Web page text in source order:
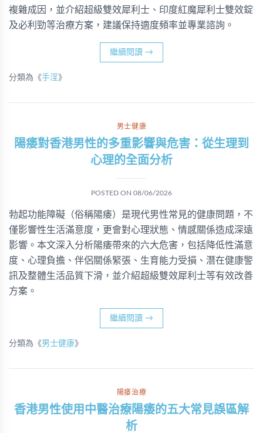
複雜成因，並介紹超級雙效犀利士、印度紅魔犀利士雙效錠
及必利勁等治療方案，建議保持適度頻率並專業諮詢。
繼續閱讀 →
分類為《手淫》
男士健康
陽痿對香港男性的多重影響與危害：從生理到
心理的全面分析
POSTED ON 08/06/2026
勃起功能障礙（俗稱陽痿）是現代男性常見的健康問題，不
僅影響性生活滿意度，更會對心理狀態、情感關係造成深遠
影響。本文深入分析陽痿帶來的六大危害，包括降低性滿意
度、心理負擔、伴侶關係緊張、生育能力受損、潛在健康警
訊及整體生活品質下滑，並介紹超級雙效犀利士等有效改善
方案。
繼續閱讀 →
分類為《男士健康》
陽痿治療
香港男性使用中醫治療陽痿的五大常見誤區解
析